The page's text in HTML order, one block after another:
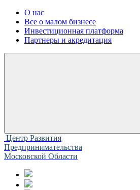
О нас
Все о малом бизнесе
Инвестиционная платформа
Партнеры и акредитация
Центр Развития
Предпринимательства
Московской Области